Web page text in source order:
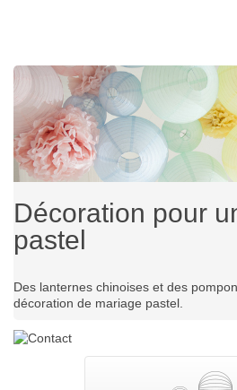
Décoration pour
pastel
Des lanternes chinoises et des
décoration de mariage pastel.